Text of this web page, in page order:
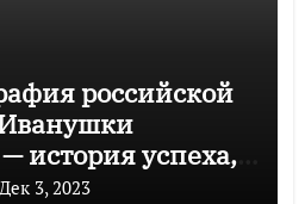
российской
история успеха,
участников
Дек 3, 2023